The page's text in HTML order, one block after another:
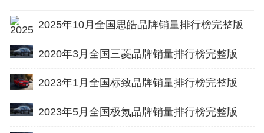
2025年10月全国思皓品牌销量排行榜完整版
2020年3月全国三菱品牌销量排行榜完整版
2023年1月全国标致品牌销量排行榜完整版
2023年5月全国极氪品牌销量排行榜完整版